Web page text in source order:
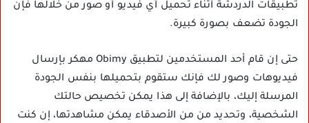
تطبيقات الدردشة أثناء تحميل أي فيديو أو صور من خلالها فإن
الجودة تضعف بصورة كبيرة.
حتى إن قام أحد المستخدمين لتطبيق Obimy مهكر بإرسال
فيديوهات وصور لك فإنك ستقوم بتحميلها بنفس الجودة
المرسلة إليك، بالإضافة إلى هذا يمكن تخصيص حالتك
الشخصية، وتحديد من من الأصدقاء يمكن مشاهدتها، إن كنت